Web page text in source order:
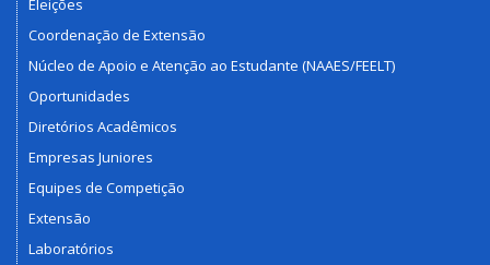
Eleições
Coordenação de Extensão
Núcleo de Apoio e Atenção ao Estudante (NAAES/FEELT)
Oportunidades
Diretórios Acadêmicos
Empresas Juniores
Equipes de Competição
Extensão
Laboratórios